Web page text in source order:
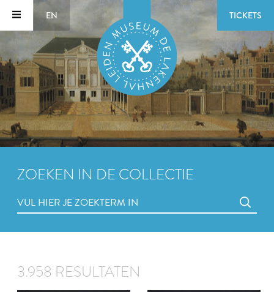
EN TICKETS
ZOEKEN IN DE COLLECTIE
3.958 RESULTATEN